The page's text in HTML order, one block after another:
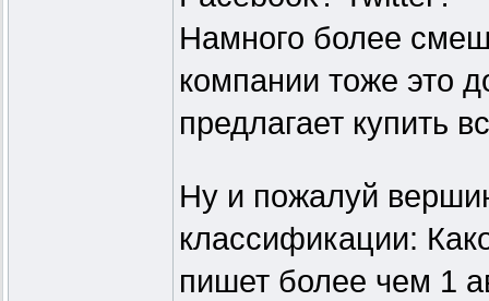
Намного более
компании тоже это
предлагает купить
Ну и пожалуй
классификации:
пишет более чем 1